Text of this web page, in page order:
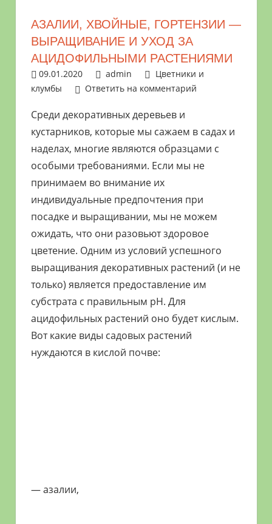
цветами.
Поможем
обустройстве
участка
выращивании
богатого
урожая.
АЗАЛИИ, ХВОЙНЫЕ, ГОРТЕНЗИИ —
ВЫРАЩИВАНИЕ И УХОД ЗА
АЦИДОФИЛЬНЫМИ РАСТЕНИЯМИ
09.01.2020 admin
Цветники и
клумбы
Ответить на комментарий
Среди декоративных деревьев и
кустарников, которые мы сажаем в садах и
наделах, многие являются образцами с
особыми требованиями. Если мы не
принимаем во внимание их
индивидуальные предпочтения при
посадке и выращивании, мы не можем
ожидать, что они разовьют здоровое
цветение. Одним из условий успешного
выращивания декоративных растений (и не
только) является предоставление им
субстрата с правильным pH. Для
ацидофильных растений оно будет кислым.
Вот какие виды садовых растений
нуждаются в кислой почве:
— азалии,